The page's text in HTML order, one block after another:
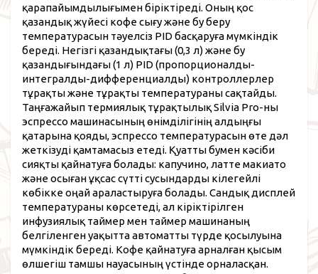
қарапайымдылығымен біріктіреді. Оның қос
қазандық жүйесі кофе сығу және бу беру
температурасын тәуелсіз PID басқаруға мүмкіндік
береді. Негізгі қазандықтағы (0,3 л) және бу
қазандығындағы (1 л) PID (пропорционалды-
интегралды-дифференциалды) контроллерлер
тұрақты және тұрақты температураны сақтайды.
Таңғажайып термиялық тұрақтылық Silvia Pro-ны
эспрессо машинасының өнімділігінің алдыңғы
қатарына қояды, эспрессо температурасын өте дәл
жеткізуді қамтамасыз етеді. Қуатты бумен кәсіби
сияқты қайнатуға болады: капучино, латте макиато
және осыған ұқсас сүтті сусындарды кілегейлі
көбікке оңай араластыруға болады. Сандық дисплей
температураны көрсетеді, ал кіріктірілген
инфузиялық таймер мен таймер машинаның
белгіленген уақытта автоматты түрде қосылуына
мүмкіндік береді. Кофе қайнатуға арналған қысым
өлшегіш тамшы науасының үстінде орналасқан.